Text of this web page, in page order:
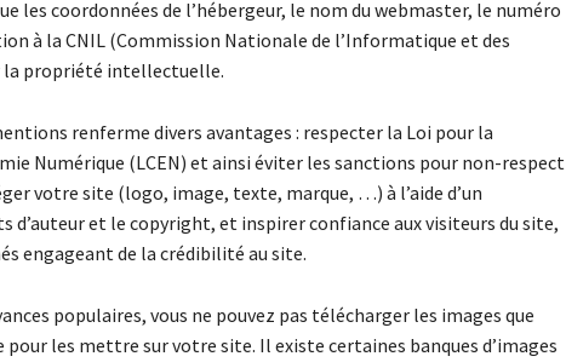
les coordonnées de l’hébergeur, le nom du webmaster, le numéro
à la CNIL (Commission Nationale de l’Informatique et des
la propriété intellectuelle.
renferme divers avantages : respecter la Loi pour la
Numérique (LCEN) et ainsi éviter les sanctions pour non-respect
votre site (logo, image, texte, marque, …) à l’aide d’un
d’auteur et le copyright, et inspirer confiance aux visiteurs du site,
engageant de la crédibilité au site.
populaires, vous ne pouvez pas télécharger les images que
pour les mettre sur votre site. Il existe certaines banques d’images